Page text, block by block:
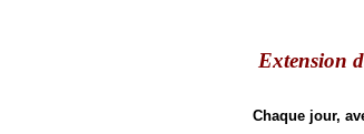
Extension
Chaque jour,